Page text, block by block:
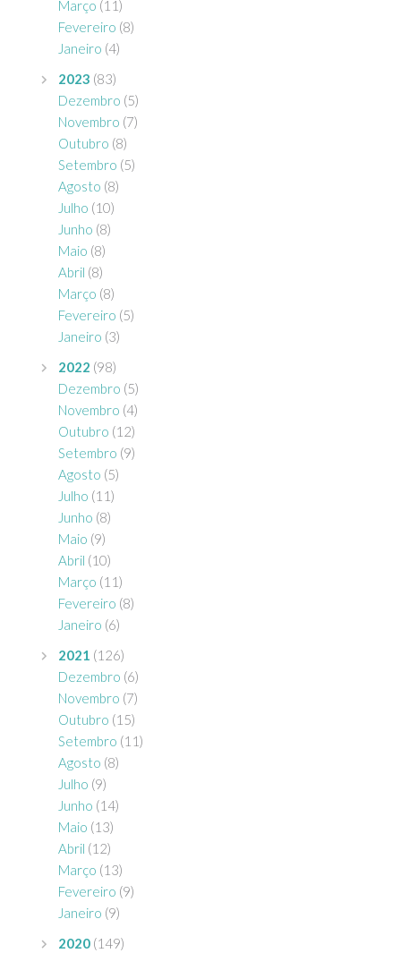
Março (11)
Fevereiro (8)
Janeiro (4)
2023 (83)
Dezembro (5)
Novembro (7)
Outubro (8)
Setembro (5)
Agosto (8)
Julho (10)
Junho (8)
Maio (8)
Abril (8)
Março (8)
Fevereiro (5)
Janeiro (3)
2022 (98)
Dezembro (5)
Novembro (4)
Outubro (12)
Setembro (9)
Agosto (5)
Julho (11)
Junho (8)
Maio (9)
Abril (10)
Março (11)
Fevereiro (8)
Janeiro (6)
2021 (126)
Dezembro (6)
Novembro (7)
Outubro (15)
Setembro (11)
Agosto (8)
Julho (9)
Junho (14)
Maio (13)
Abril (12)
Março (13)
Fevereiro (9)
Janeiro (9)
2020 (149)